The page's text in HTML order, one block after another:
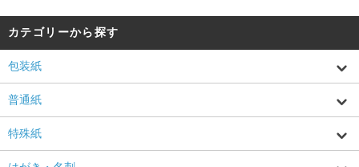
カテゴリーから探す
包装紙
普通紙
特殊紙